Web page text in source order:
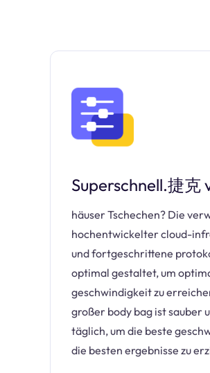
Superschnell.捷克
häuser Tschechen? Die
hochentwickelter cloud-
und fortgeschrittene
optimal gestaltet, um
geschwindigkeit zu
großer body bag ist sauber
täglich, um die beste
die besten ergebnisse zu